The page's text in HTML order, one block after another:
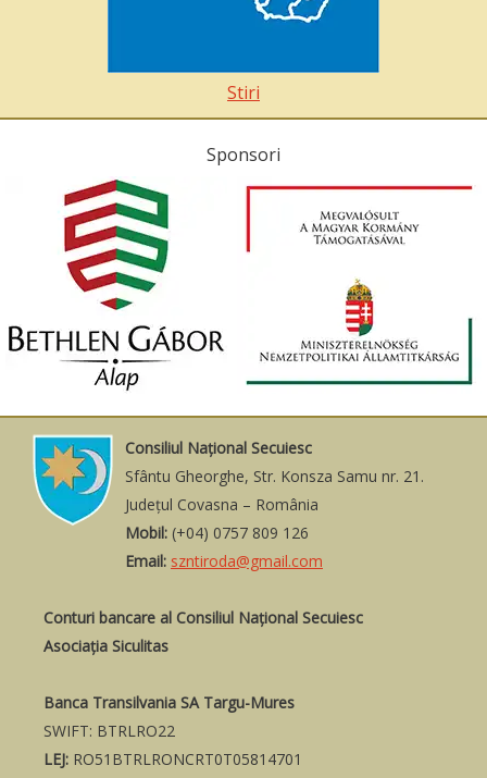
Stiri
Sponsori
Consiliul Naţional Secuiesc
Sfântu Gheorghe, Str. Konsza Samu nr. 21.
Judeţul Covasna – România
Mobil: (+04) 0757 809 126
Email: szntiroda@gmail.com
Conturi bancare al Consiliul Național Secuiesc
Asociația Siculitas
Banca Transilvania SA Targu-Mures
SWIFT: BTRLRO22
LEJ: RO51BTRLRONCRT0T05814701